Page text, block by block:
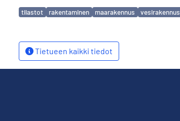
Avainsanat
tilastot rakentaminen maarakennus vesirakennus
Tietueen kaikki tiedot